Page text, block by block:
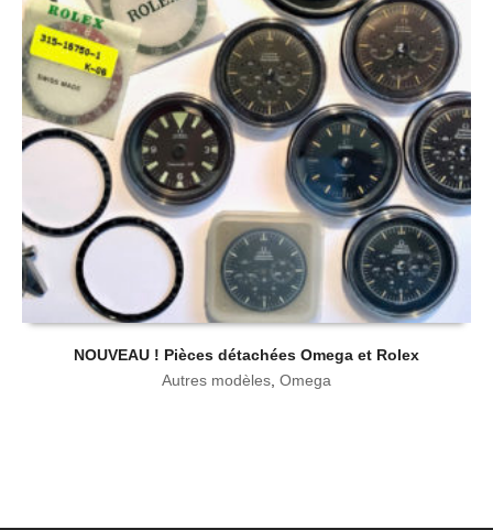
NOUVEAU ! Pièces détachées Omega et Rolex
Autres modèles, Omega